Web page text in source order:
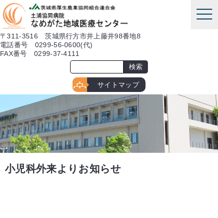
本文へ
〒311-3516 茨城県行方市井上藤井98番地8
電話番号 0299-56-0600(代)
FAX番号 0299-37-4111
サイトマップ
小児科外来よりお知らせ